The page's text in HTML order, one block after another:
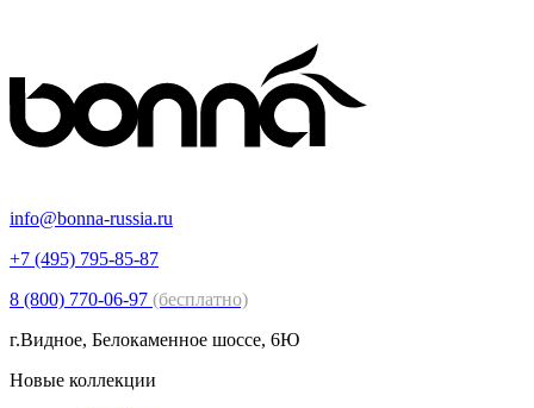
info@bonna-russia.ru
+7 (495) 795-85-87
8 (800) 770-06-97 (бесплатно)
г.Видное, Белокаменное шоссе, 6Ю
Новые коллекции